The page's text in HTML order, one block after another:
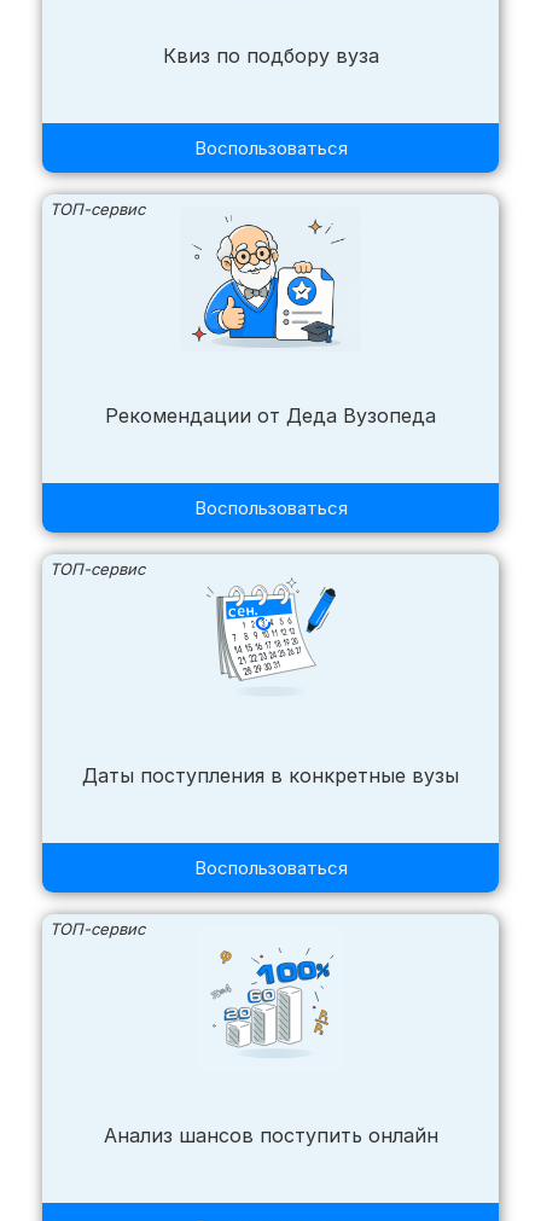
Квиз по подбору вуза
Воспользоваться
ТОП-сервис
Рекомендации от Деда Вузопеда
Воспользоваться
ТОП-сервис
Даты поступления в конкретные вузы
Воспользоваться
ТОП-сервис
Анализ шансов поступить онлайн